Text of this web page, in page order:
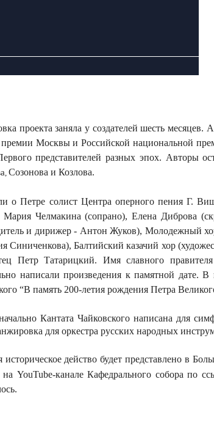
проекта заняла у создателей шесть
премии Москвы и Российской национальной
представителей разных эпох. Авторы
Созонова и Козлова.
о Петре солист Центра оперного пения Г.
Мария Челмакина (сопрано), Елена Диброва
и дирижер - Антон Жуков), Молодежный
Синиченкова), Балтийский казачий хор
Петр Татарицкий. Имя славного
написали произведения к памятной дате.
“В память 200-летия рождения Петра
Кантата Чайковского написана для
для оркестра русских народных
действо будет представлено в
на YouTube-канале Кафедрального собора по